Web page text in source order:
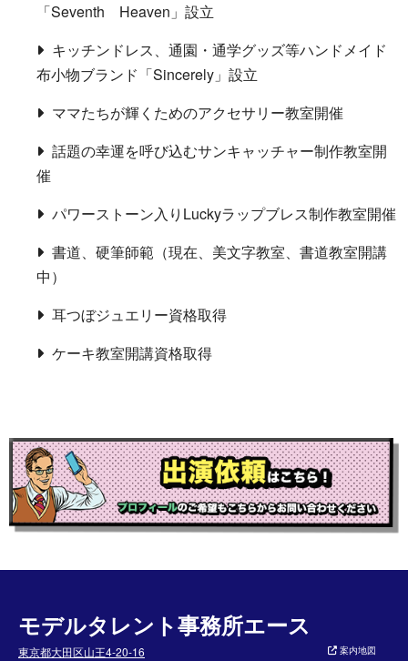
「Seventh Heaven」設立
キッチンドレス、通園・通学グッズ等ハンドメイド
布小物ブランド「Sincerely」設立
ママたちが輝くためのアクセサリー教室開催
話題の幸運を呼び込むサンキャッチャー制作教室開
催
パワーストーン入りLuckyラップブレス制作教室開催
書道、硬筆師範（現在、美文字教室、書道教室開講
中）
耳つぼジュエリー資格取得
ケーキ教室開講資格取得
モデルタレント事務所エース
東京都大田区山王4-20-16
案内地図